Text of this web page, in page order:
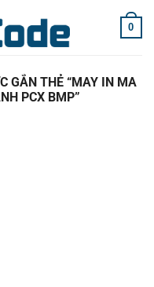
0
GẮN THẺ “MAY IN MA
PCX BMP”